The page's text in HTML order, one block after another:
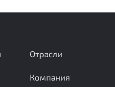
Отрасли
Компания